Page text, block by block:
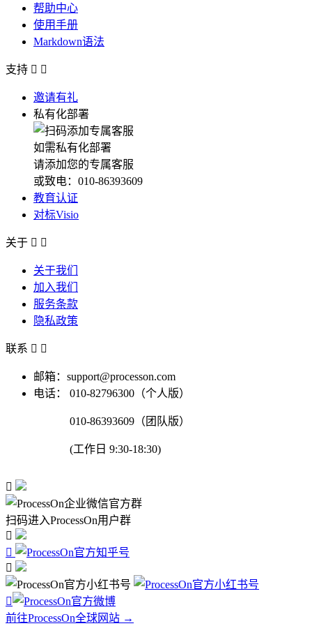
帮助中心
使用手册
Markdown语法
支持  
邀请有礼
私有化部署
如需私有化部署
请添加您的专属客服
或致电：010-86393609
教育认证
对标Visio
关于  
关于我们
加入我们
服务条款
隐私政策
联系  
邮箱：support@processon.com
电话：
010-82796300（个人版）
010-86393609（团队版）
(工作日 9:30-18:30)

扫码进入ProcessOn用户群




前往ProcessOn全球网站 →